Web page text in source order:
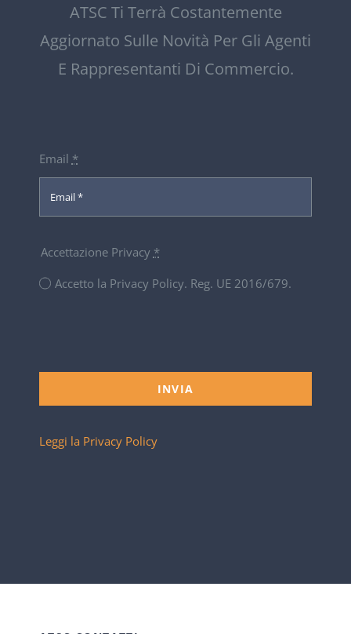
ATSC Ti Terrà Costantemente
Aggiornato Sulle Novità Per Gli Agenti
E Rappresentanti Di Commercio.
Email *
Accettazione Privacy *
Accetto la Privacy Policy. Reg. UE 2016/679.
INVIA
Leggi la Privacy Policy